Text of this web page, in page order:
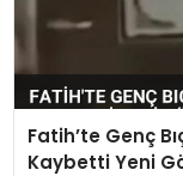
Fatih’te Genç
Kaybetti Yeni